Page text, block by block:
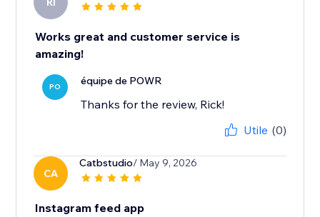
Works great and customer service is
amazing!
PO équipe de POWR
Thanks for the review, Rick!
Utile (0)
CA
Catbstudio/ May 9, 2026
Instagram feed app